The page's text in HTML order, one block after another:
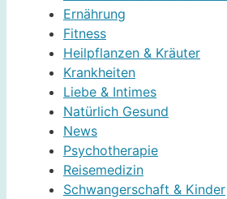
Ernährung
Fitness
Heilpflanzen & Kräuter
Krankheiten
Liebe & Intimes
Natürlich Gesund
News
Psychotherapie
Reisemedizin
Schwangerschaft & Kinder